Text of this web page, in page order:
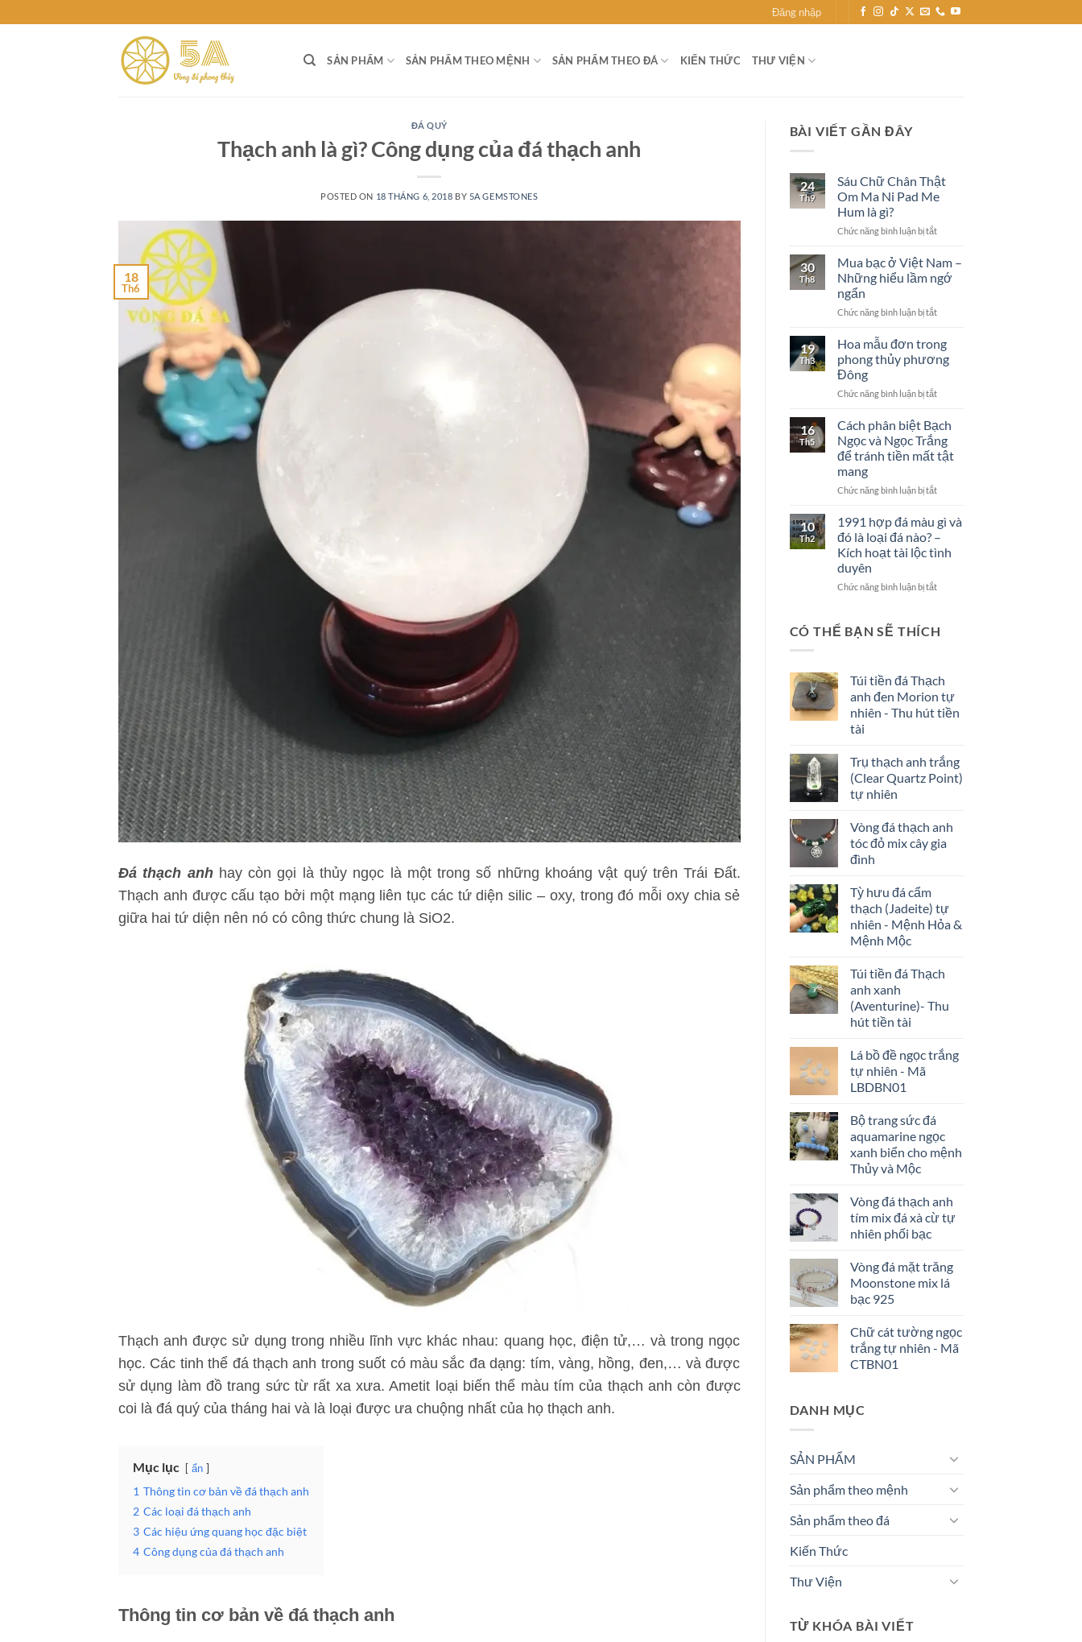
to
Đăng nhập
SẢN PHẨM SẢN PHẨM THEO MỆNH SẢN PHẨM THEO ĐÁ KIẾN THỨC THƯ VIỆN
ĐÁ QUÝ
Thạch anh là gì? Công dụng của đá thạch anh
POSTED ON 18 THÁNG 6, 2018 BY 5A GEMSTONES
18
Th6
Đá thạch anhhay còn gọi là thủy ngọc là một trong số những khoáng vật quý trên Trái Đất.
Thạch anh được cấu tạo bởi một mạng liên tục các tứ diện silic – oxy, trong đó mỗi oxy chia sẻ
giữa hai tứ diện nên nó có công thức chung là SiO2.
Thạch anh được sử dụng trong nhiều lĩnh vực khác nhau: quang học, điện tử,… và trong ngọc
học. Các tinh thể đá thạch anh trong suốt có màu sắc đa dạng: tím, vàng, hồng, đen,… và được
sử dụng làm đồ trang sức từ rất xa xưa. Ametit loại biến thể màu tím của thạch anh còn được
coi là đá quý của tháng hai và là loại được ưa chuộng nhất của họ thạch anh.
Mục lục ẩn
1 Thông tin cơ bản về đá thạch anh
2 Các loại đá thạch anh
3 Các hiệu ứng quang học đặc biệt
4 Công dụng của đá thạch anh
Thông tin cơ bản về đá thạch anh
BÀI VIẾT GẦN ĐÂY
24
Th9
Sáu Chữ Chân Thật
Om Ma Ni Pad Me
Hum là gì?
Chức năng bình luận bị tắtở
Chân
Thật
Ma
Me
Hum
gì?
30
Th8
Mua bạc ở Việt Nam –
Những hiểu lầm ngớ
ngẩn
Chức năng bình luận bị tắtở
ở
Việt
–
hiểu
ngớ
ngẩn
19
Th3
Hoa mẫu đơn trong
phong thủy phương
Đông
Chức năng bình luận bị tắtở
mẫu
đơn
trong
phong
phương
16
Th5
Cách phân biệt Bạch
Ngọc và Ngọc Trắng
để tránh tiền mất tật
mang
Chức năng bình luận bị tắtở
phân
biệt
Ngọc
Ngọc
tránh
tiền
mang
10
Th2
1991 hợp đá màu gì và
đó là loại đá nào? –
Kích hoạt tài lộc tình
duyên
Chức năng bình luận bị tắtở
đá
đó
là
loại
Kích
hoạt
duyên
CÓ THỂ BẠN SẼ THÍCH
Túi tiền đá Thạch
anh đen Morion tự
nhiên - Thu hút tiền
tài
Trụ thạch anh trắng
(Clear Quartz Point)
tự nhiên
Vòng đá thạch anh
tóc đỏ mix cây gia
đình
Tỳ hưu đá cẩm
thạch (Jadeite) tự
nhiên - Mệnh Hỏa &
Mệnh Mộc
Túi tiền đá Thạch
anh xanh
(Aventurine)- Thu
hút tiền tài
Lá bồ đề ngọc trắng
tự nhiên - Mã
LBDBN01
Bộ trang sức đá
aquamarine ngọc
xanh biển cho mệnh
Thủy và Mộc
Vòng đá thạch anh
tím mix đá xà cừ tự
nhiên phối bạc
Vòng đá mặt trăng
Moonstone mix lá
bạc 925
Chữ cát tường ngọc
trắng tự nhiên - Mã
CTBN01
DANH MỤC
SẢN PHẨM
Sản phẩm theo mệnh
Sản phẩm theo đá
Kiến Thức
Thư Viện
TỪ KHÓA BÀI VIẾT